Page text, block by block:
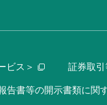
ビス＞ 証券取
告書等の開示書類に関